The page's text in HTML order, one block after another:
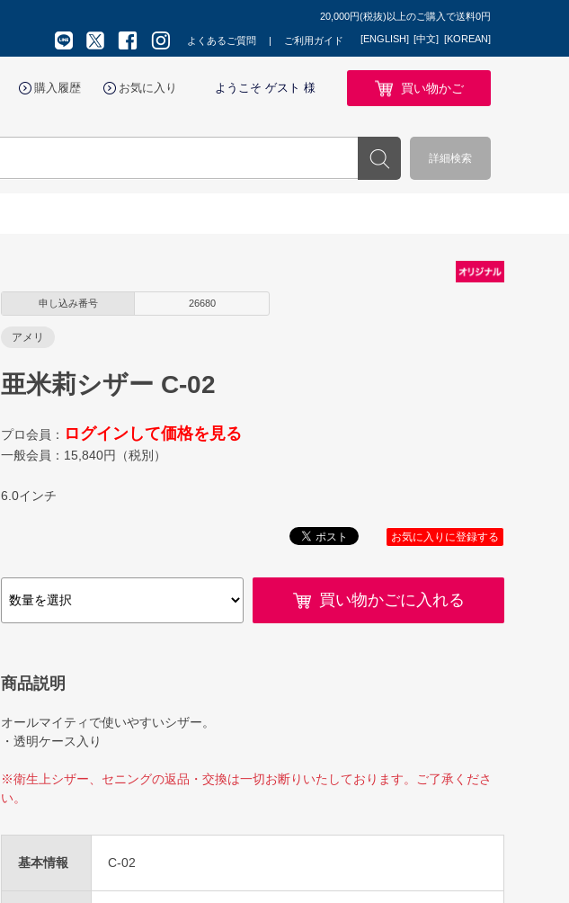
20,000円(税抜)以上のご購入で送料0円
よくあるご質問 ご利用ガイド [ENGLISH] [中文] [KOREAN]
購入履歴 お気に入り ようこそ ゲスト 様 買い物かご
詳細検索
申し込み番号 26680
アメリ
亜米莉シザー C-02
プロ会員： ログインして価格を見る
一般会員： 15,840円（税別）
6.0インチ
お気に入りに登録する
買い物かごに入れる
商品説明
オールマイティで使いやすいシザー。
・透明ケース入り
※衛生上シザー、セニングの返品・交換は一切お断りいたしております。ご了承くださ
い。
基本情報 C-02